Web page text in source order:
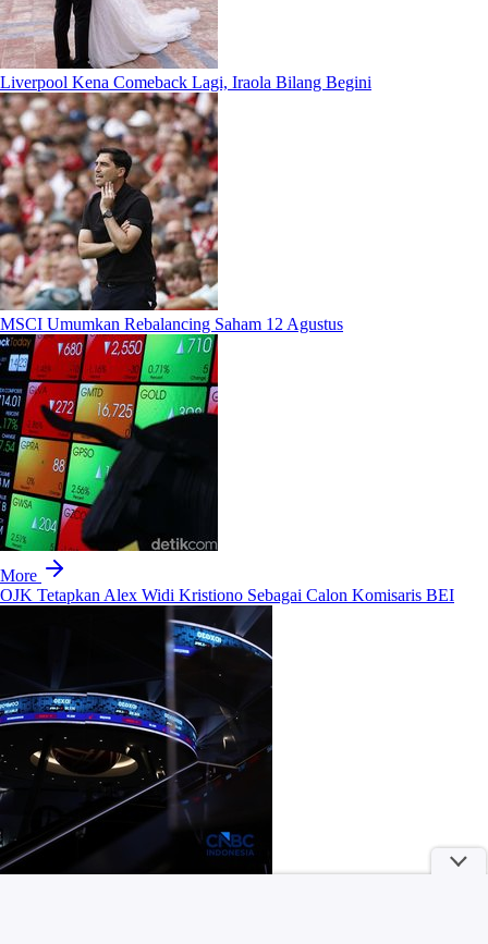
Liverpool Kena Comeback Lagi, Iraola Bilang Begini
MSCI Umumkan Rebalancing Saham 12 Agustus
More
OJK Tetapkan Alex Widi Kristiono Sebagai Calon Komisaris BEI